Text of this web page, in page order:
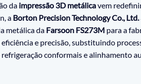
da impressão 3D metálica vem
a Borton Precision Technology Co., Ltd.
metálica da Farsoon FS273M para a
e precisão, substituindo
refrigeração conformais e alinhamento